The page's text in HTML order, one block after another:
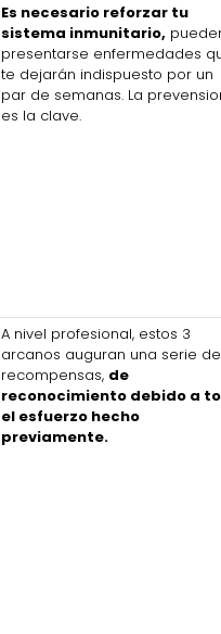
Es necesario reforzar tu
sistema inmunitario,
presentarse enfermedades
te dejarán indispuesto por un
par de semanas. La
es la clave.
A nivel profesional, estos 3
arcanos auguran una serie de
recompensas, de
reconocimiento debido a
el esfuerzo hecho
previamente.